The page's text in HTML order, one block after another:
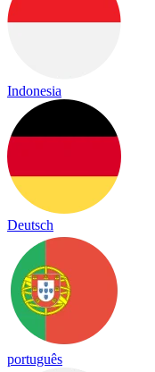
Indonesia
Deutsch
português